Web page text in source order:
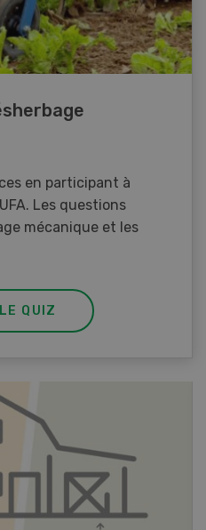
en participant à
Les questions
mécanique et les
QUIZ